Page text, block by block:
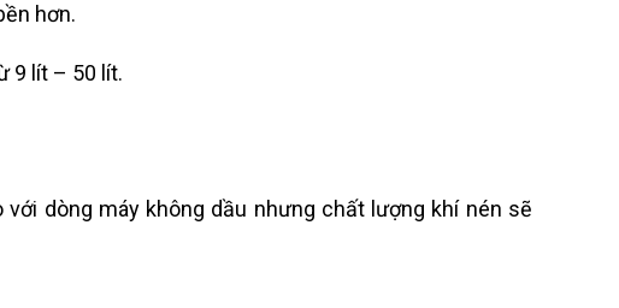
hơn.
9 lít – 50 lít.
dòng máy không dầu nhưng chất lượng khí nén sẽ